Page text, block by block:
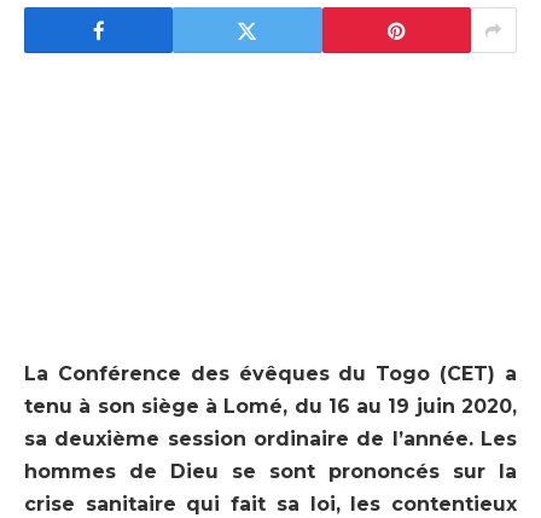
La Conférence des évêques du Togo (CET) a
tenu à son siège à Lomé, du 16 au 19 juin 2020,
sa deuxième session ordinaire de l’année. Les
hommes de Dieu se sont prononcés sur la
crise sanitaire qui fait sa loi, les contentieux